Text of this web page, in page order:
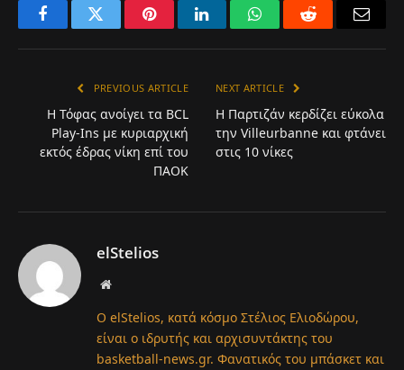
FacebookTwitter PinterestLinkedInWhatsAppReddit
PREVIOUS ARTICLE
Η Τόφας ανοίγει τα BCL
Play-Ins με κυριαρχική
εκτός έδρας νίκη επί του
ΠΑΟΚ
NEXT ARTICLE
Η Παρτιζάν κερδίζει εύκολα
την Villeurbanne και φτάνει
στις 10 νίκες
elStelios
Website
Ο elStelios, κατά κόσμο Στέλιος Ελιοδώρου,
είναι ο ιδρυτής και αρχισυντάκτης του
basketball-news.gr. Φανατικός του μπάσκετ και